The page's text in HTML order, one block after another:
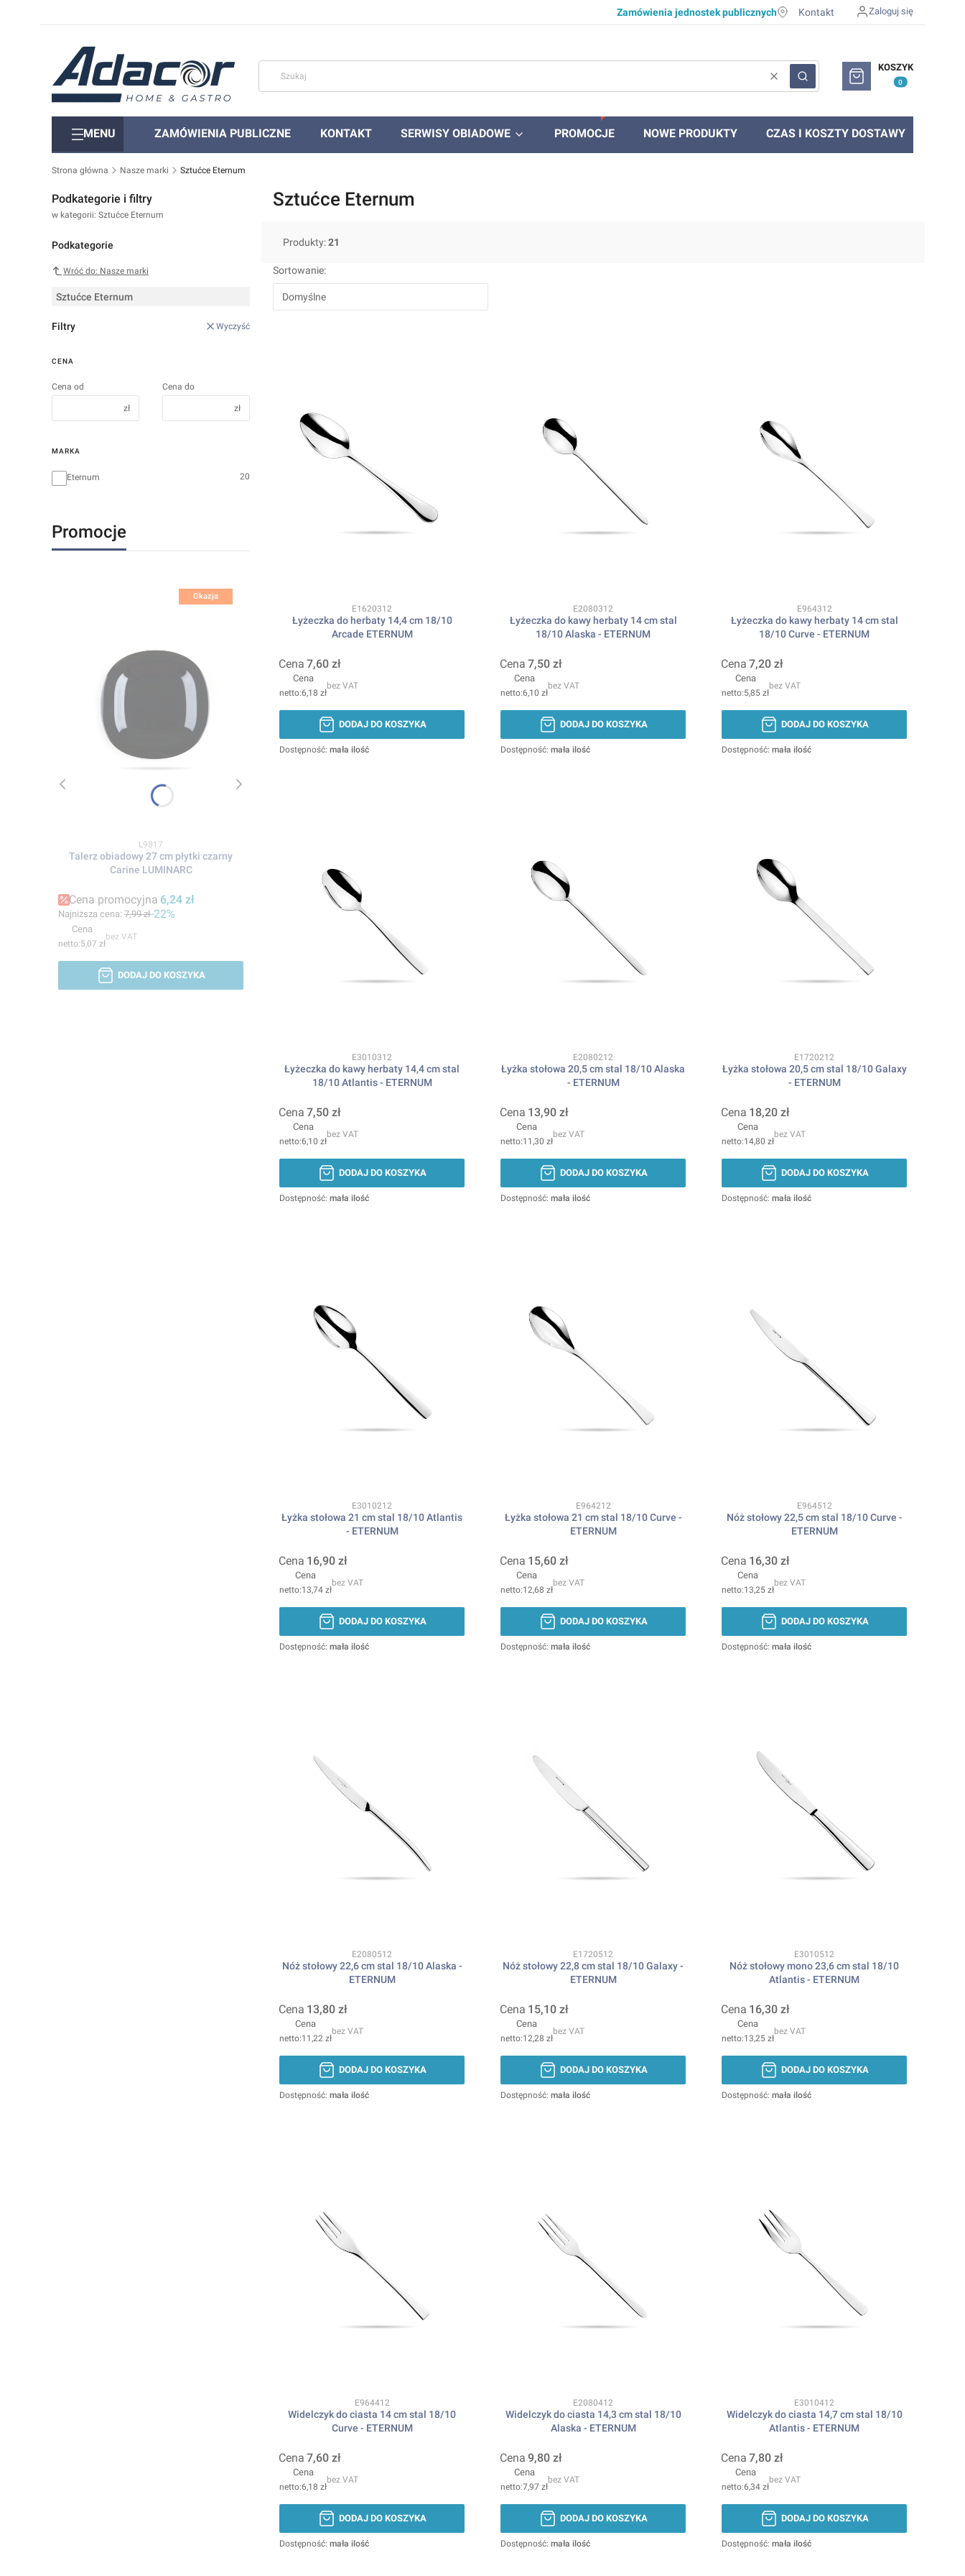
Zamówienia jednostek publicznych Kontakt Zaloguj się
WyczyśćSzukaj
Produkty w koszyku: 0.
KOSZYK
MENU ZAMÓWIENIA PUBLICZNE KONTAKT SERWISY OBIADOWE PROMOCJE NOWE PRODUKTY CZAS I KOSZTY DOSTAWY
Strona główna Nasze marki Sztućce Eternum
Podkategorie i filtry
w kategorii: Sztućce Eternum
Podkategorie
Wróć do: Nasze marki
Sztućce Eternum
Filtry Wyczyść
CENA
Cena od
zł
Cena do
zł
MARKA
MarkaEternum 20
Promocje
Okazja
Kod produktu
L9817
Talerz obiadowy 27 cm płytki czarny
Carine LUMINARC
Cena promocyjna 6,24 zł
Najniższa cena: 7,99 zł-22%
Cena
5,07 zł
bez VAT
DODAJ DO KOSZYKA
Sztućce Eternum
Produkty:21
Lista produktów
Sortowanie:
Domyślne
Kod produktu
E1620312
Łyżeczka do herbaty 14,4 cm 18/10
Arcade ETERNUM
Cena 7,60 zł
Cena
6,18 zł
bez VAT
DODAJ DO KOSZYKA
Dostępność: mała ilość
Kod produktu
E2080312
Łyżeczka do kawy herbaty 14 cm stal
18/10 Alaska - ETERNUM
Cena 7,50 zł
Cena
6,10 zł
bez VAT
DODAJ DO KOSZYKA
Dostępność: mała ilość
Kod produktu
E964312
Łyżeczka do kawy herbaty 14 cm stal
18/10 Curve - ETERNUM
Cena 7,20 zł
Cena
5,85 zł
bez VAT
DODAJ DO KOSZYKA
Dostępność: mała ilość
Kod produktu
E3010312
Łyżeczka do kawy herbaty 14,4 cm stal
18/10 Atlantis - ETERNUM
Cena 7,50 zł
Cena
6,10 zł
bez VAT
DODAJ DO KOSZYKA
Dostępność: mała ilość
Kod produktu
E2080212
Łyżka stołowa 20,5 cm stal 18/10 Alaska
- ETERNUM
Cena 13,90 zł
Cena
11,30 zł
bez VAT
DODAJ DO KOSZYKA
Dostępność: mała ilość
Kod produktu
E1720212
Łyżka stołowa 20,5 cm stal 18/10 Galaxy
- ETERNUM
Cena 18,20 zł
Cena
14,80 zł
bez VAT
DODAJ DO KOSZYKA
Dostępność: mała ilość
Kod produktu
E3010212
Łyżka stołowa 21 cm stal 18/10 Atlantis
- ETERNUM
Cena 16,90 zł
Cena
13,74 zł
bez VAT
DODAJ DO KOSZYKA
Dostępność: mała ilość
Kod produktu
E964212
Łyżka stołowa 21 cm stal 18/10 Curve -
ETERNUM
Cena 15,60 zł
Cena
12,68 zł
bez VAT
DODAJ DO KOSZYKA
Dostępność: mała ilość
Kod produktu
E964512
Nóż stołowy 22,5 cm stal 18/10 Curve -
ETERNUM
Cena 16,30 zł
Cena
13,25 zł
bez VAT
DODAJ DO KOSZYKA
Dostępność: mała ilość
Kod produktu
E2080512
Nóż stołowy 22,6 cm stal 18/10 Alaska -
ETERNUM
Cena 13,80 zł
Cena
11,22 zł
bez VAT
DODAJ DO KOSZYKA
Dostępność: mała ilość
Kod produktu
E1720512
Nóż stołowy 22,8 cm stal 18/10 Galaxy -
ETERNUM
Cena 15,10 zł
Cena
12,28 zł
bez VAT
DODAJ DO KOSZYKA
Dostępność: mała ilość
Kod produktu
E3010512
Nóż stołowy mono 23,6 cm stal 18/10
Atlantis - ETERNUM
Cena 16,30 zł
Cena
13,25 zł
bez VAT
DODAJ DO KOSZYKA
Dostępność: mała ilość
Kod produktu
E964412
Widelczyk do ciasta 14 cm stal 18/10
Curve - ETERNUM
Cena 7,60 zł
Cena
6,18 zł
bez VAT
DODAJ DO KOSZYKA
Dostępność: mała ilość
Kod produktu
E2080412
Widelczyk do ciasta 14,3 cm stal 18/10
Alaska - ETERNUM
Cena 9,80 zł
Cena
7,97 zł
bez VAT
DODAJ DO KOSZYKA
Dostępność: mała ilość
Kod produktu
E3010412
Widelczyk do ciasta 14,7 cm stal 18/10
Atlantis - ETERNUM
Cena 7,80 zł
Cena
6,34 zł
bez VAT
DODAJ DO KOSZYKA
Dostępność: mała ilość